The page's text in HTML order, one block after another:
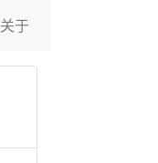
关于